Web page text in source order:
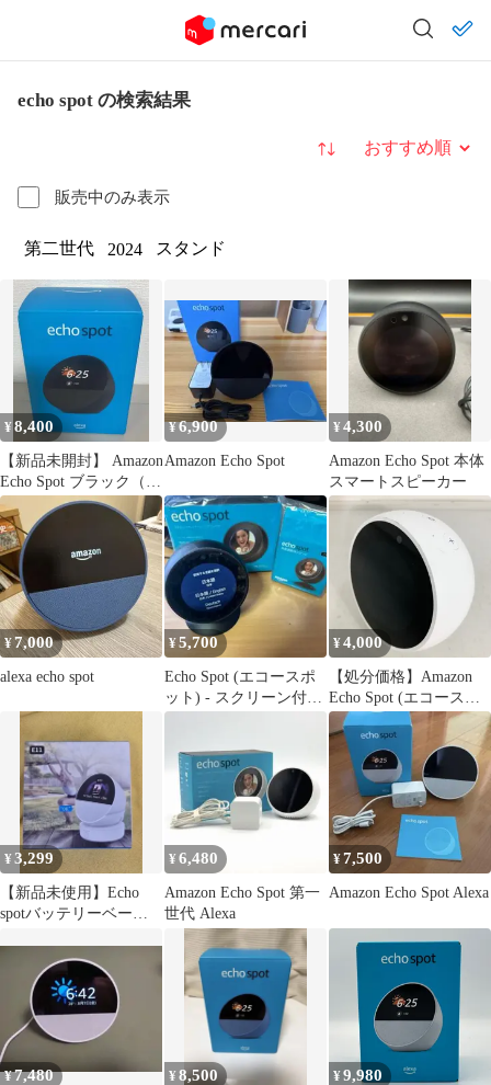
echo spot の検索結果
販売中のみ表示
並び替え
第二世代 2024 スタンド
¥8,400
【新品未開封】 Amazon
Echo Spot ブラック（ア
レクサ）
¥6,900
Amazon Echo Spot
¥4,300
Amazon Echo Spot 本体
スマートスピーカー
¥7,000
alexa echo spot
¥5,700
Echo Spot (エコースポ
ット) - スクリーン付き
スマートスピーカー
¥4,000
【処分価格】Amazon
Echo Spot (エコースポ
ット) ホワイト 初期
化済み
¥3,299
【新品未使用】Echo
spotバッテリーベース
¥6,480
Amazon Echo Spot 第一
世代 Alexa
¥7,500
Amazon Echo Spot Alexa
¥7,480 ¥8,500 ¥9,980